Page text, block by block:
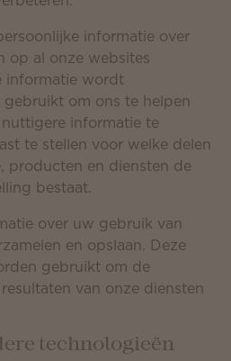
informatie over
op al onze websites
informatie wordt
om ons te helpen
informatie te
te stellen voor welke delen
producten en diensten de
bestaat.
over uw gebruik van
en opslaan. Deze
gebruikt om de
van onze diensten
technologieën